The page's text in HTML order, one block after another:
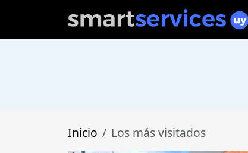
Inicio Los más visitados